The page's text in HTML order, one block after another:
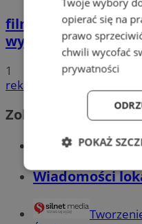
film
Potrącił
wypadku. 20-latek
1
reklama
Zobacz również
Wiadomości
Wiadomości
opierać się na
prawo
chwili wycofać
prywatności
POKAŻ
Niezbędne